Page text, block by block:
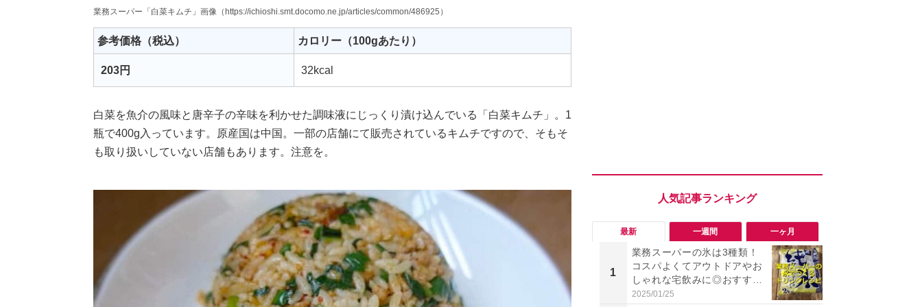
業務スーパー「白菜キムチ」画像（https://ichioshi.smt.docomo.ne.jp/articles/common/486925）
参考価格（税込） カロリー（100gあたり）
203円 32kcal
白菜を魚介の風味と唐辛子の辛味を利かせた調味液にじっくり漬け込んでいる「白菜キムチ」。1
瓶で400g入っています。原産国は中国。一部の店舗にて販売されているキムチですので、そもそ
も取り扱いしていない店舗もあります。注意を。
最新 一週間 一ヶ月
1
業務スーパーの氷は3種類！
コスパよくてアウトドアやお
しゃれな宅飲みに◎おすすめ
は2kg「純氷 オーロラアイ
2025/01/25